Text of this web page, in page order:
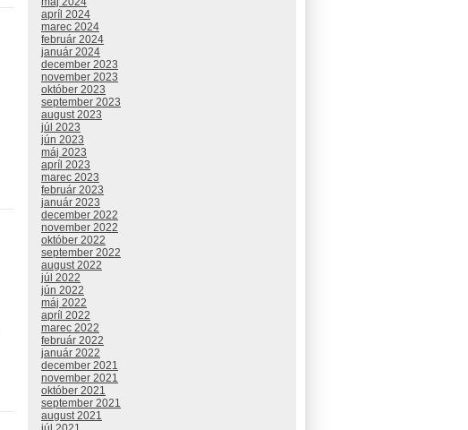
apríl 2024
marec 2024
február 2024
január 2024
december 2023
november 2023
október 2023
september 2023
august 2023
júl 2023
jún 2023
máj 2023
apríl 2023
marec 2023
február 2023
január 2023
december 2022
november 2022
október 2022
september 2022
august 2022
júl 2022
jún 2022
máj 2022
apríl 2022
marec 2022
február 2022
január 2022
december 2021
november 2021
október 2021
september 2021
august 2021